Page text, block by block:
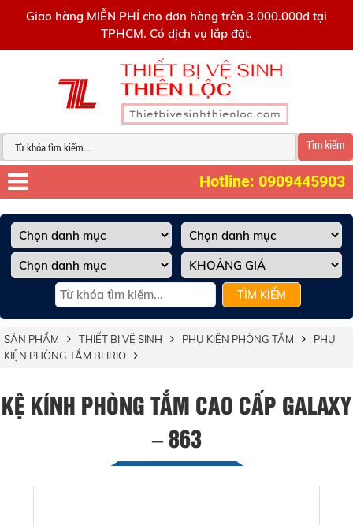
Giao hàng MIỄN PHÍ cho đơn hàng trên 3.000.000đ tại
TPHCM. Có dịch vụ lắp đặt.
Tìm kiếm
Hotline: 0909445903
TÌM KIẾM
SẢN PHẨM THIẾT BỊ VỆ SINH PHỤ KIỆN PHÒNG TẮM
PHỤ
KIỆN PHÒNG TẮM BLIRIO
KỆ KÍNH PHÒNG TẮM CAO CẤP GALAXY
– 863
0909445903